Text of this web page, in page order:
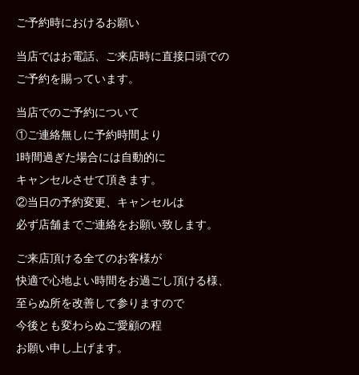
ご予約時におけるお願い
当店ではお電話、ご来店時に直接口頭での
ご予約を賜っています。
当店でのご予約について
①ご連絡無しに予約時間より
1時間過ぎた場合には自動的に
キャンセルさせて頂きます。
②当日の予約変更、キャンセルは
必ず店舗までご連絡をお願い致します。
ご来店頂ける全てのお客様が
快適で心地よい時間をお過ごし頂ける様、
至らぬ所を改善して参りますので
今後とも変わらぬご愛顧の程
お願い申し上げます。